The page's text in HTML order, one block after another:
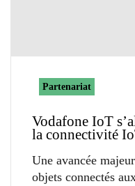
Partenariat
Vodafone IoT
la connectivité
Une avancée
objets connectés